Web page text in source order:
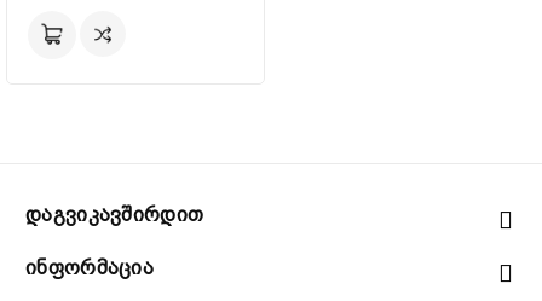
Დაგვიკავშირდით
Ინფორმაცია